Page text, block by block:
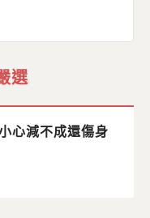
選
心減不成還傷身